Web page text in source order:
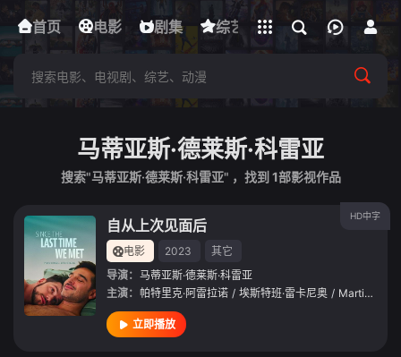
首页 电影 剧集 综艺 动漫 短剧
下载客户端
立即登录
马蒂亚斯·德莱斯·科雷亚
搜索"马蒂亚斯·德莱斯·科雷亚" ，找到 1部影视作品
HD中字
自从上次见面后
电影 2023
其它
导演： 马蒂亚斯·德莱斯·科雷亚
主演： 帕特里克·阿雷拉诺 / 埃斯特班·雷卡尼奥 / Martin
立即播放